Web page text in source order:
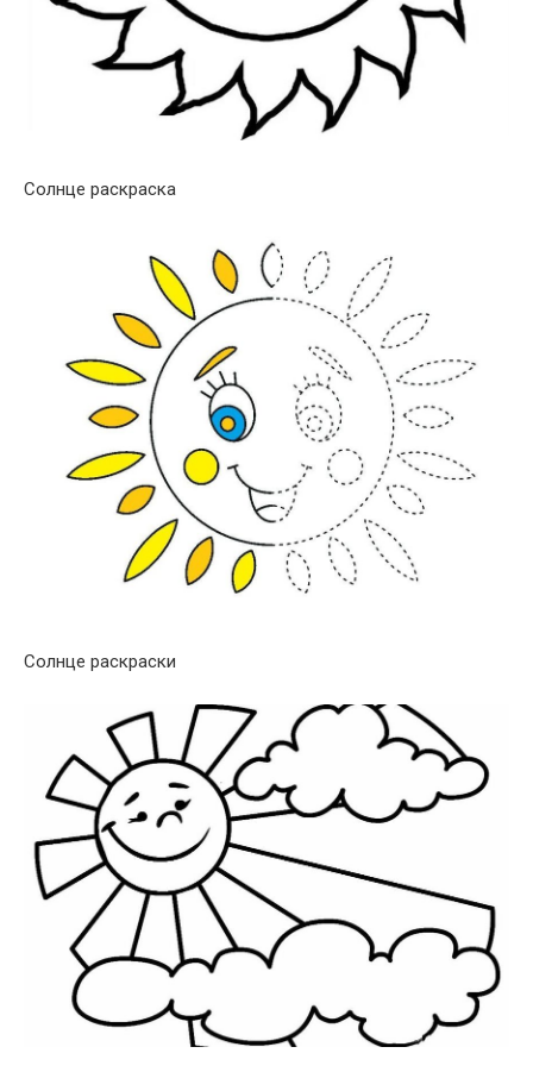
Солнце раскраска
Солнце раскраски